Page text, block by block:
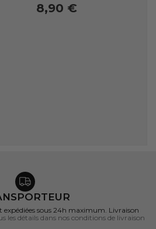
8,90 €
expédiées sous 24h maximum. Livraison
les détails dans nos conditions de livraison